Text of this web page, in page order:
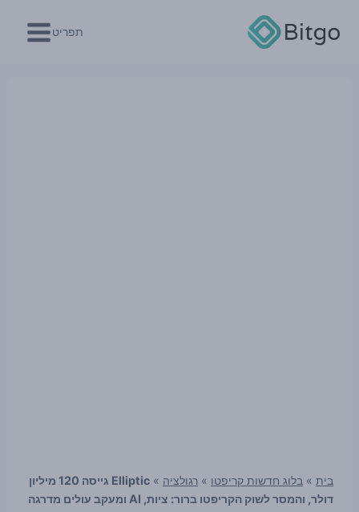
תפריט
בית » בלוג חדשות קריפטו » רגולציה »
Elliptic גייסה 120 מיליון
דולר, והמסר לשוק הקריפטו ברור: ציות, AI ומעקב עולים מדרגה